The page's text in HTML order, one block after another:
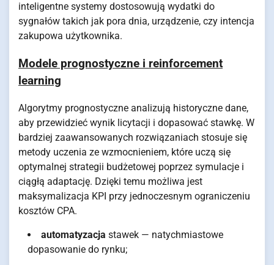
inteligentne systemy dostosowują wydatki do
sygnałów takich jak pora dnia, urządzenie, czy intencja
zakupowa użytkownika.
Modele prognostyczne i reinforcement
learning
Algorytmy prognostyczne analizują historyczne dane,
aby przewidzieć wynik licytacji i dopasować stawkę. W
bardziej zaawansowanych rozwiązaniach stosuje się
metody uczenia ze wzmocnieniem, które uczą się
optymalnej strategii budżetowej poprzez symulacje i
ciągłą adaptację. Dzięki temu możliwa jest
maksymalizacja KPI przy jednoczesnym ograniczeniu
kosztów CPA.
automatyzacja stawek — natychmiastowe
dopasowanie do rynku;